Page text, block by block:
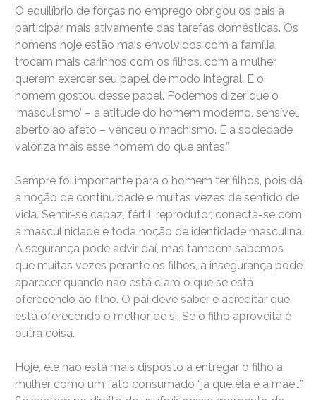
O equilíbrio de forças no emprego obrigou os pais a
participar mais ativamente das tarefas domésticas. Os
homens hoje estão mais envolvidos com a família,
trocam mais carinhos com os filhos, com a mulher,
querem exercer seu papel de modo integral. E o
homem gostou desse papel. Podemos dizer que o
‘masculismo’ – a atitude do homem moderno, sensível,
aberto ao afeto – venceu o machismo. E a sociedade
valoriza mais esse homem do que antes.”
Sempre foi importante para o homem ter filhos, pois dá
a noção de continuidade e muitas vezes de sentido de
vida. Sentir-se capaz, fértil, reprodutor, conecta-se com
a masculinidade e toda noção de identidade masculina.
A segurança pode advir daí, mas também sabemos
que muitas vezes perante os filhos, a insegurança pode
aparecer quando não está claro o que se está
oferecendo ao filho. O pai deve saber e acreditar que
está oferecendo o melhor de si. Se o filho aproveita é
outra coisa.
Hoje, ele não está mais disposto a entregar o filho a
mulher como um fato consumado “já que ela é a mãe…”.